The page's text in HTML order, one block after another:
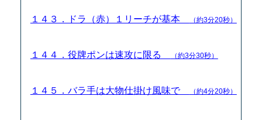
１４３．ドラ（赤）１リーチが基本 （約3分20秒）
１４４．役牌ポンは速攻に限る （約3分30秒）
１４５．バラ手は大物仕掛け風味で （約4分20秒）